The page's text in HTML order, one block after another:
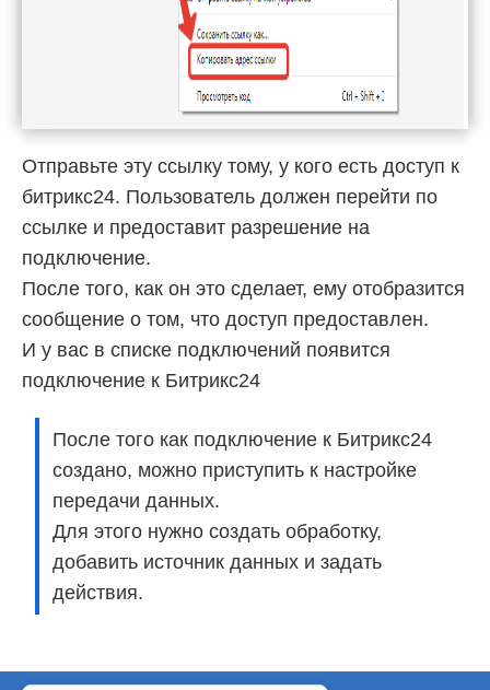
Отправьте эту ссылку тому, у кого есть доступ к
битрикс24. Пользователь должен перейти по
ссылке и предоставит разрешение на
подключение.
После того, как он это сделает, ему отобразится
сообщение о том, что доступ предоставлен.
И у вас в списке подключений появится
подключение к Битрикс24
После того как подключение к Битрикс24
создано, можно приступить к настройке
передачи данных.
Для этого нужно создать обработку,
добавить источник данных и задать
действия.